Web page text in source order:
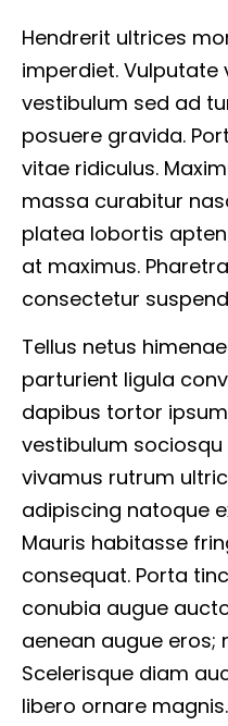
Hendrerit ultrices
imperdiet. Vulputate
vestibulum sed ad
posuere gravida.
vitae ridiculus.
massa curabitur
platea lobortis
at maximus.
consectetur
Tellus netus
parturient ligula
dapibus tortor
vestibulum
vivamus rutrum
adipiscing natoque
Mauris habitasse
consequat. Porta
conubia augue
aenean augue eros;
Scelerisque diam
libero ornare magnis.